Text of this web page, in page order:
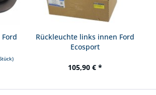
Rückleuchte links innen Ford
Ecosport
105,90 € *